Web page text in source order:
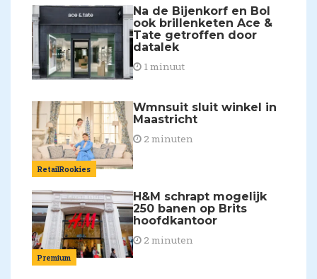
Na de Bijenkorf en Bol
ook brillenketen Ace &
Tate getroffen door
datalek
1 minuut
RetailRookies
Wmnsuit sluit winkel in
Maastricht
2 minuten
Premium
H&M schrapt mogelijk
250 banen op Brits
hoofdkantoor
2 minuten